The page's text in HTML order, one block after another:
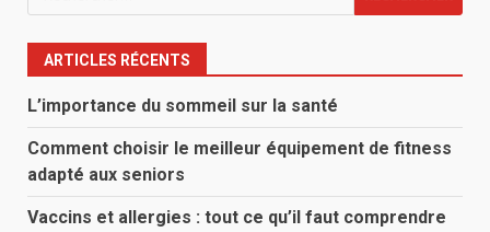
ARTICLES RÉCENTS
L’importance du sommeil sur la santé
Comment choisir le meilleur équipement de fitness
adapté aux seniors
Vaccins et allergies : tout ce qu’il faut comprendre